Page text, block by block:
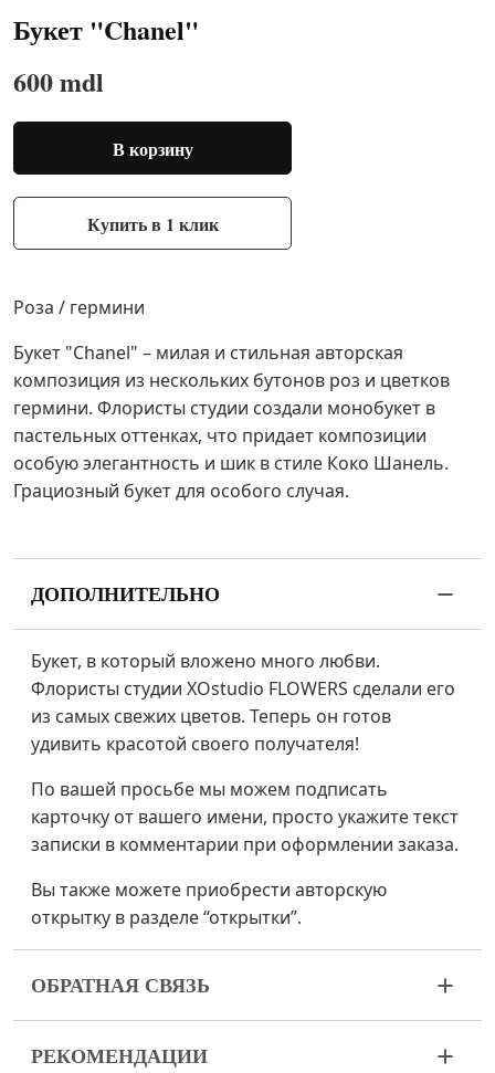
Букет "Chanel"
600 mdl
В корзину
Купить в 1 клик
Роза / гермини
Букет "Chanel" – милая и стильная авторская
композиция из нескольких бутонов роз и цветков
гермини. Флористы студии создали монобукет в
пастельных оттенках, что придает композиции
особую элегантность и шик в стиле Коко Шанель.
Грациозный букет для особого случая.
ДОПОЛНИТЕЛЬНО
Букет, в который вложено много любви.
Флористы студии XOstudio FLOWERS сделали его
из самых свежих цветов. Теперь он готов
удивить красотой своего получателя!
По вашей просьбе мы можем подписать
карточку от вашего имени, просто укажите текст
записки в комментарии при оформлении заказа.
Вы также можете приобрести авторскую
открытку в разделе “открытки”.
ОБРАТНАЯ СВЯЗЬ
ваш букет пришел в ненадлежащем виде,
РЕКОМЕНДАЦИИ